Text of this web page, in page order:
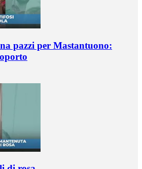
pazzi per Mastantuono: